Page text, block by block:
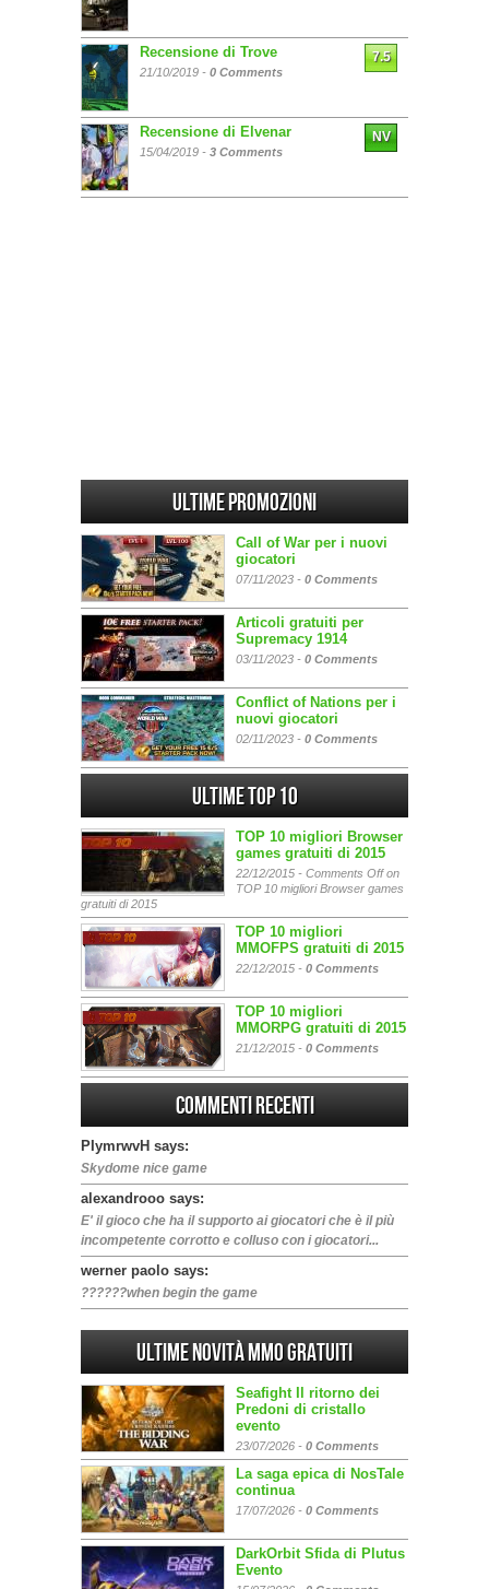
Recensione di Trove
21/10/2019 - 0 Comments
7.5
Recensione di Elvenar
15/04/2019 - 3 Comments
NV
Ultime promozioni
Call of War per i nuovi
giocatori
07/11/2023 - 0 Comments
Articoli gratuiti per
Supremacy 1914
03/11/2023 - 0 Comments
Conflict of Nations per i
nuovi giocatori
02/11/2023 - 0 Comments
Ultime Top 10
TOP 10 migliori Browser
games gratuiti di 2015
22/12/2015 - Comments Offon
TOP 10 migliori Browser games
gratuiti di 2015
TOP 10 migliori
MMOFPS gratuiti di 2015
22/12/2015 - 0 Comments
TOP 10 migliori
MMORPG gratuiti di 2015
21/12/2015 - 0 Comments
Commenti Recenti
PIymrwvH says:
Skydome nice game
alexandrooo says:
E' il gioco che ha il supporto ai giocatori che è il più
incompetente corrotto e colluso con i giocatori...
werner paolo says:
??????when begin the game
Ultime Novità MMO gratuiti
Seafight Il ritorno dei
Predoni di cristallo
evento
23/07/2026 - 0 Comments
La saga epica di NosTale
continua
17/07/2026 - 0 Comments
DarkOrbit Sfida di Plutus
Evento